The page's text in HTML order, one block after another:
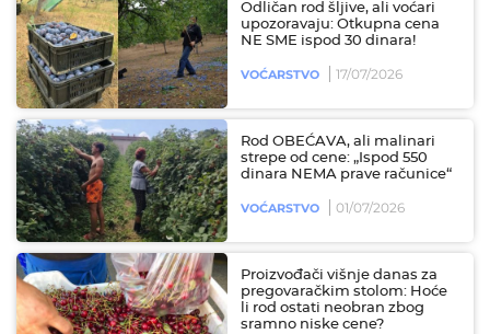
Odličan rod šljive, ali voćari
upozoravaju: Otkupna cena
NE SME ispod 30 dinara!
VOĆARSTVO 17/07/2026
Rod OBEĆAVA, ali malinari
strepe od cene: „Ispod 550
dinara NEMA prave računice“
VOĆARSTVO 01/07/2026
Proizvođači višnje danas za
pregovaračkim stolom: Hoće
li rod ostati neobran zbog
sramno niske cene?